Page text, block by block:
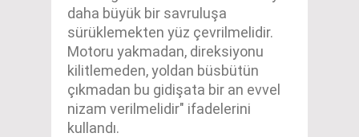
daha büyük bir savruluşa
sürüklemekten yüz çevrilmelidir.
Motoru yakmadan, direksiyonu
kilitlemeden, yoldan büsbütün
çıkmadan bu gidişata bir an evvel
nizam verilmelidir" ifadelerini
kullandı.